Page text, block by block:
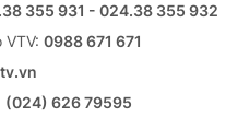
Podcast
355 931 - 024.38 355 932
0988 671 671
(024) 626 79595